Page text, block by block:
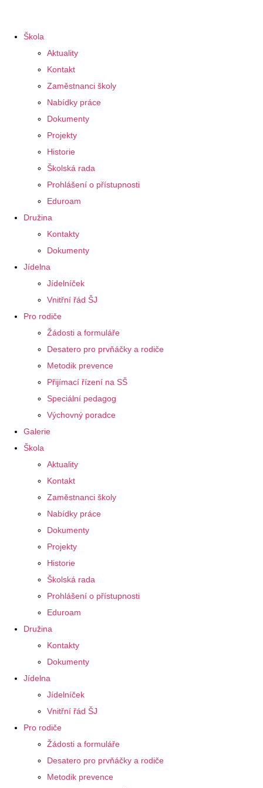
Škola
Aktuality
Kontakt
Zaměstnanci školy
Nabídky práce
Dokumenty
Projekty
Historie
Školská rada
Prohlášení o přístupnosti
Eduroam
Družina
Kontakty
Dokumenty
Jídelna
Jídelníček
Vnitřní řád ŠJ
Pro rodiče
Žádosti a formuláře
Desatero pro prvňáčky a rodiče
Metodik prevence
Přijímací řízení na SŠ
Speciální pedagog
Výchovný poradce
Galerie
Škola
Aktuality
Kontakt
Zaměstnanci školy
Nabídky práce
Dokumenty
Projekty
Historie
Školská rada
Prohlášení o přístupnosti
Eduroam
Družina
Kontakty
Dokumenty
Jídelna
Jídelníček
Vnitřní řád ŠJ
Pro rodiče
Žádosti a formuláře
Desatero pro prvňáčky a rodiče
Metodik prevence